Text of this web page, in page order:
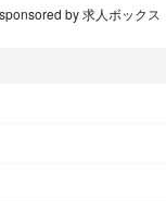
sponsored by 求人ボックス